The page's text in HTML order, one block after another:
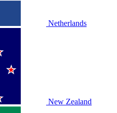
Netherlands
New Zealand